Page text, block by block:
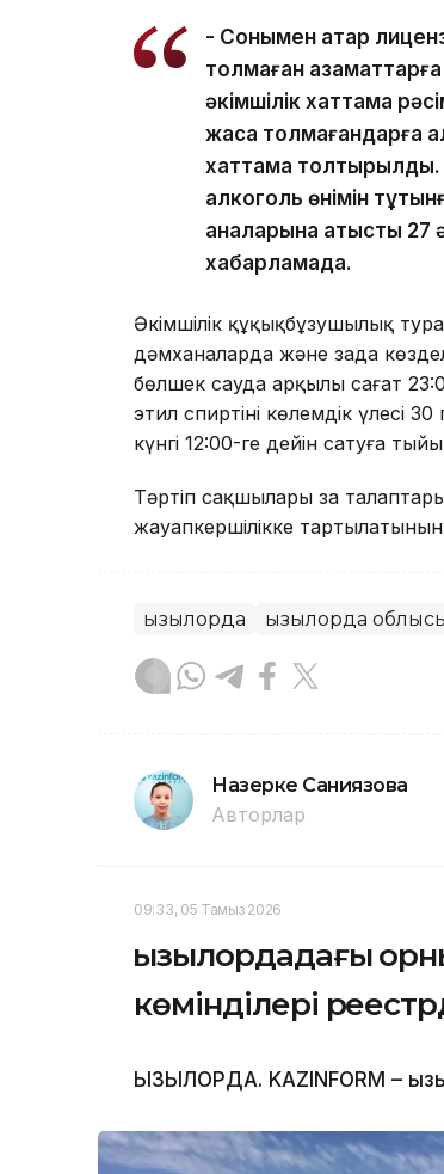
- Сонымен қатар
толмаған
әкімшілік хаттама
жасқа толмағандарға
хаттама толтырылды.
алкоголь өнімін
аналарына қатысты 27
хабарламада.
Әкімшілік құқықбұзушылық
дәмханаларда және заңда
бөлшек сауда арқылы сағат
этил спиртінің көлемдік үлесі
күнгі 12:00-ге дейін сатуға
Тәртіп сақшылары заң
жауапкершілікке тартылатынын
Қызылорда Қызылорда
Назерке Саниязова
Авторлар
09:33, 05 Тамыз 2026
Қызылордадағы
көмінділері
ҚЫЗЫЛОРДА. KAZINFORM –